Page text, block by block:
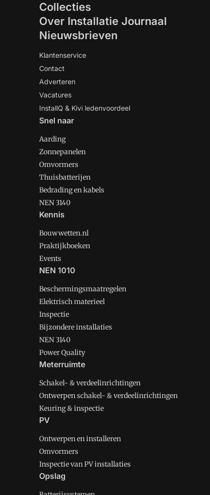
Collecties
Over Installatie Journaal
Nieuwsbrieven
Klantenservice
Contact
Adverteren
Vacatures
InstallQ & Kivi ledenvoordeel
Snel naar
Aarding
Zonnepanelen
Omvormers
Thuisbatterijen
Bedrading en kabels
NEN 3140
Kennis
Bouwwetten.nl
Praktijkboeken
Events
NEN 1010
Beschermingsmaatregelen
Elektrisch materieel
Inspectie
Bijzondere installaties
NEN 3140
Power Quality
Meterruimte
Schakel- & verdeelinrichtingen
Ontwerpen schakel- & verdeelinrichtingen
Keuring & inspectie
PV
Ontwerpen en installeren
Omvormers
Inspectie van PV installaties
Opslag